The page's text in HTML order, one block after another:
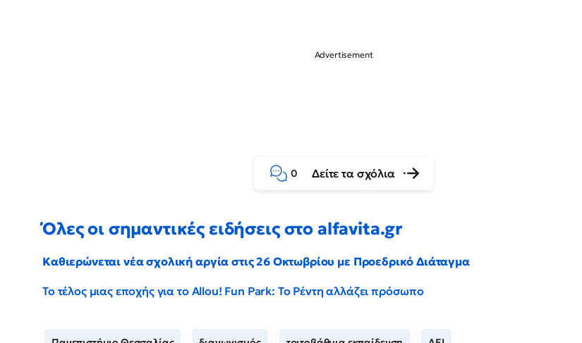
0 Δείτε τα σχόλια
Όλες οι σημαντικές ειδήσεις στο alfavita.gr
Καθιερώνεται νέα σχολική αργία στις 26 Οκτωβρίου με Προεδρικό Διάταγμα
Το τέλος μιας εποχής για το Allou! Fun Park: Το Ρέντη αλλάζει πρόσωπο